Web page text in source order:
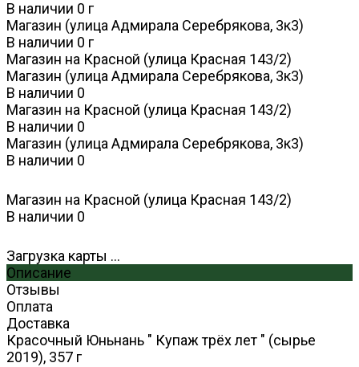
В наличии 0 г
Магазин (улица Адмирала Серебрякова, 3к3)
В наличии 0 г
Магазин на Красной (улица Красная 143/2)
Магазин (улица Адмирала Серебрякова, 3к3)
В наличии 0
Магазин на Красной (улица Красная 143/2)
В наличии 0
Магазин (улица Адмирала Серебрякова, 3к3)
В наличии 0
Магазин на Красной (улица Красная 143/2)
В наличии 0
Загрузка карты ...
Описание
Отзывы
Оплата
Доставка
Красочный Юньнань " Купаж трёх лет " (сырье
2019), 357 г